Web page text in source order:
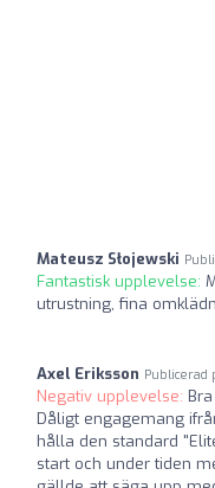
Mateusz Słojewski
Fantastisk upplevelse:
utrustning, fina
Axel Eriksson Publicerad
Negativ upplevelse:
Dåligt engagemang
hålla den standard
start och under tiden